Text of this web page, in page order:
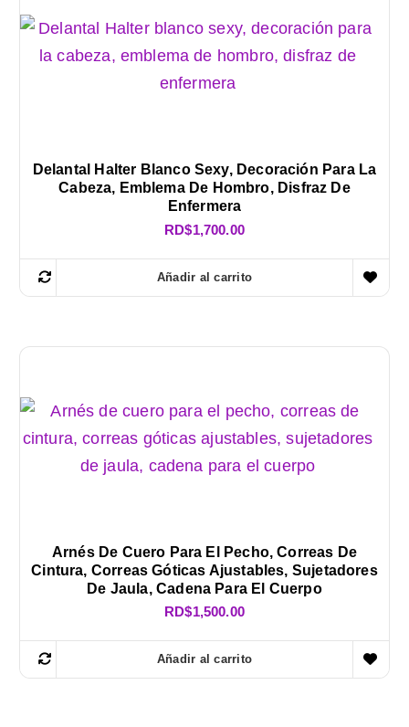
Delantal Halter Blanco Sexy, Decoración Para La
Cabeza, Emblema De Hombro, Disfraz De
Enfermera
RD$1,700.00
Añadir al carrito
Arnés De Cuero Para El Pecho, Correas De
Cintura, Correas Góticas Ajustables, Sujetadores
De Jaula, Cadena Para El Cuerpo
RD$1,500.00
Añadir al carrito